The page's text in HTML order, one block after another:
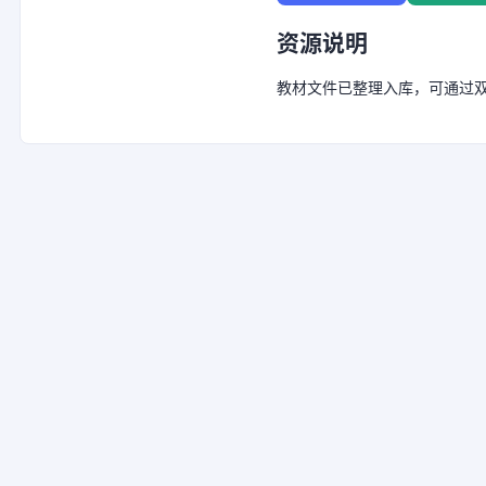
资源说明
教材文件已整理入库，可通过